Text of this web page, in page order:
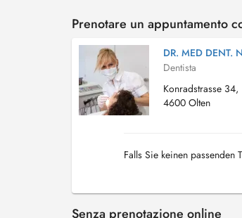
Prenotare un appuntamento
DR. MED DENT.
Dentista
Konradstrasse 34,
4600 Olten
Falls Sie keinen
Senza prenotazione online